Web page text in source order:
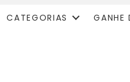
CATEGORIAS GANHE